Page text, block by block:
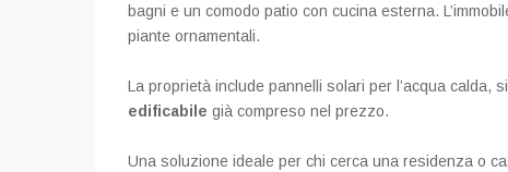
bagni e un comodo patio con cucina esterna.
piante ornamentali.
La proprietà include pannelli solari per l’acqua calda,
edificabile già compreso nel prezzo.
Una soluzione ideale per chi cerca una residenza o